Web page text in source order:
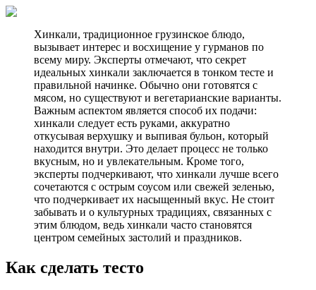
Хинкали, традиционное грузинское блюдо,
вызывает интерес и восхищение у гурманов по
всему миру. Эксперты отмечают, что секрет
идеальных хинкали заключается в тонком тесте и
правильной начинке. Обычно они готовятся с
мясом, но существуют и вегетарианские варианты.
Важным аспектом является способ их подачи:
хинкали следует есть руками, аккуратно
откусывая верхушку и выпивая бульон, который
находится внутри. Это делает процесс не только
вкусным, но и увлекательным. Кроме того,
эксперты подчеркивают, что хинкали лучше всего
сочетаются с острым соусом или свежей зеленью,
что подчеркивает их насыщенный вкус. Не стоит
забывать и о культурных традициях, связанных с
этим блюдом, ведь хинкали часто становятся
центром семейных застолий и праздников.
Как сделать тесто